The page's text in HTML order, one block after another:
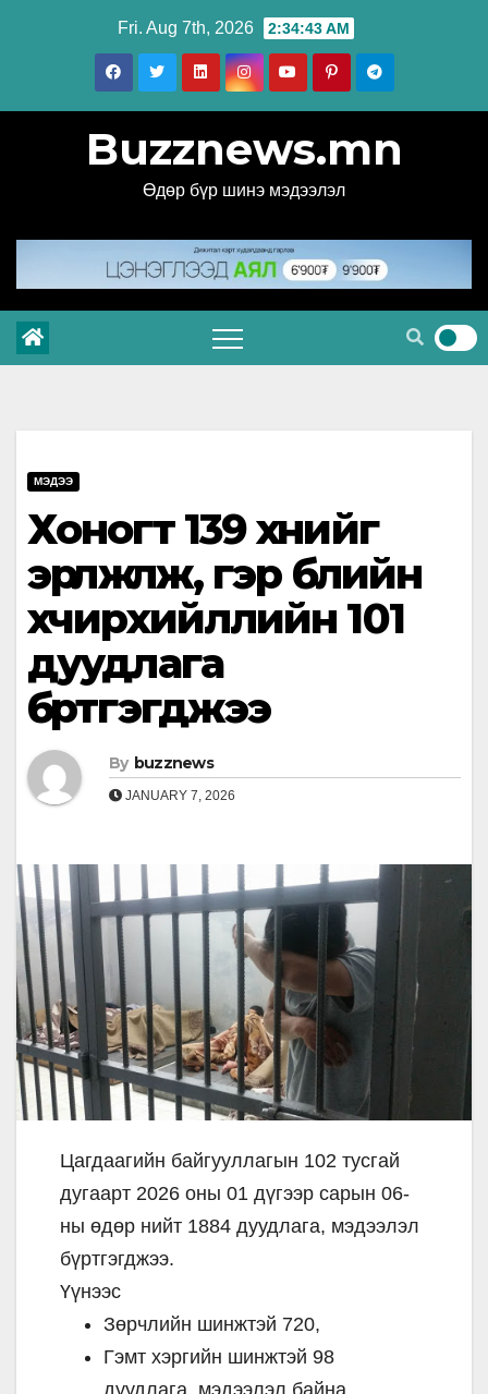
Fri. Aug 7th, 2026 2:34:44 AM
Buzznews.mn
Өдөр бүр шинэ мэдээлэл
МЭДЭЭ
Хоногт 139 хүнийг
эрүүлжүүлж, гэр бүлийн
хүчирхийллийн 101
дуудлага
бүртгэгджээ
By buzznews
JANUARY 7, 2026
Цагдаагийн байгууллагын 102 тусгай
дугаарт 2026 оны 01 дүгээр сарын 06-
ны өдөр нийт 1884 дуудлага, мэдээлэл
бүртгэгджээ.
Үүнээс
Зөрчлийн шинжтэй 720,
Гэмт хэргийн шинжтэй 98